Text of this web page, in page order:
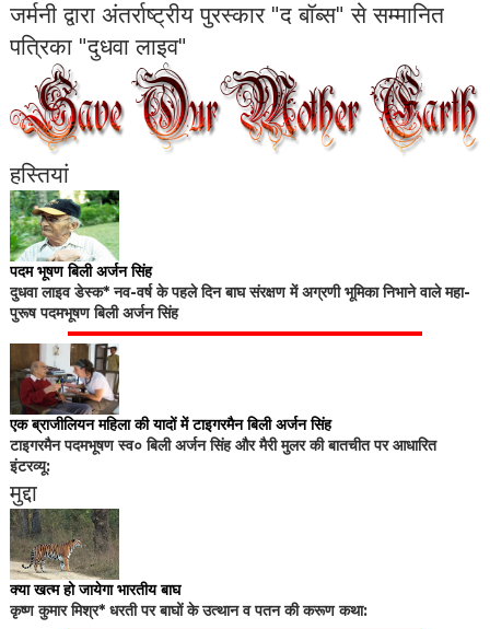
जर्मनी द्वारा अंतर्राष्ट्रीय पुरस्कार "द बॉब्स" से सम्मानित
पत्रिका "दुधवा लाइव"
हस्तियां
पदम भूषण बिली अर्जन सिंह
दुधवा लाइव डेस्क* नव-वर्ष के पहले दिन बाघ संरक्षण में अग्रणी भूमिका निभाने वाले महा-
पुरूष पदमभूषण बिली अर्जन सिंह
एक ब्राजीलियन महिला की यादों में टाइगरमैन बिली अर्जन सिंह
टाइगरमैन पदमभूषण स्व० बिली अर्जन सिंह और मैरी मुलर की बातचीत पर आधारित
इंटरव्यू:
मुद्दा
क्या खत्म हो जायेगा भारतीय बाघ
कृष्ण कुमार मिश्र* धरती पर बाघों के उत्थान व पतन की करूण कथा: